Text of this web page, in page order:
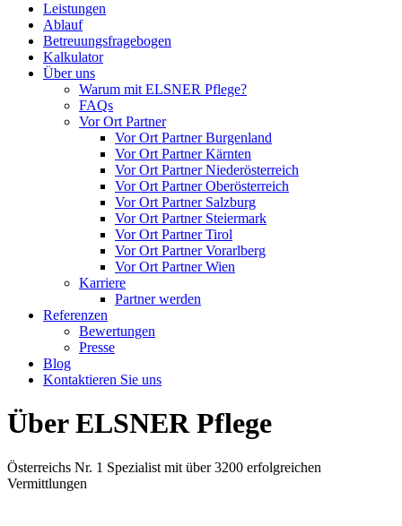
Leistungen
Ablauf
Betreuungsfragebogen
Kalkulator
Über uns
Warum mit ELSNER Pflege?
FAQs
Vor Ort Partner
Vor Ort Partner Burgenland
Vor Ort Partner Kärnten
Vor Ort Partner Niederösterreich
Vor Ort Partner Oberösterreich
Vor Ort Partner Salzburg
Vor Ort Partner Steiermark
Vor Ort Partner Tirol
Vor Ort Partner Vorarlberg
Vor Ort Partner Wien
Karriere
Partner werden
Referenzen
Bewertungen
Presse
Blog
Kontaktieren Sie uns
Über ELSNER Pflege
Österreichs Nr. 1 Spezialist mit über 3200 erfolgreichen
Vermittlungen